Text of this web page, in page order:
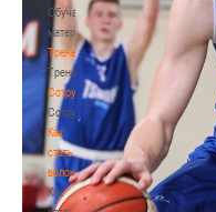
Обучающие
материалы
Тренерам
Тренерам
Сотрудничество
Сотрудничество
Как
стать
волонтером
Как